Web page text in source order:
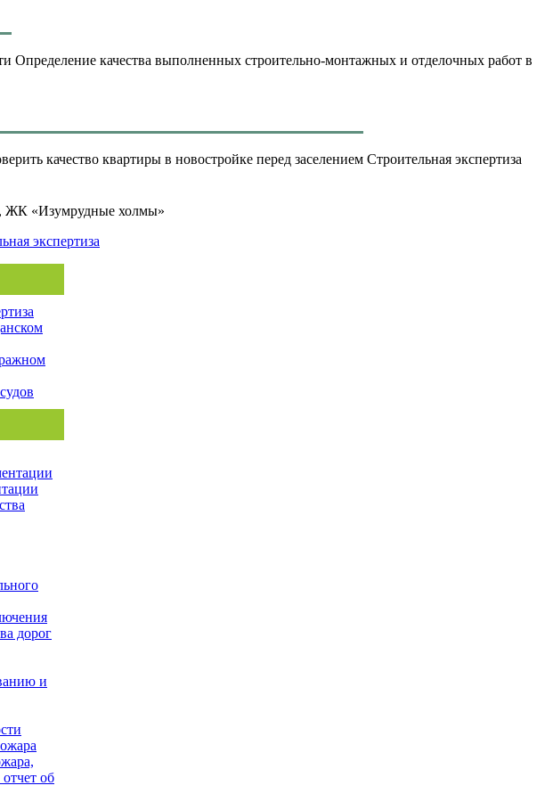
Определение качества выполненных строительно-монтажных и отделочных работ в
Строительная экспертиза
ЖК «Изумрудные холмы»
экспертиза
дорог
и
об